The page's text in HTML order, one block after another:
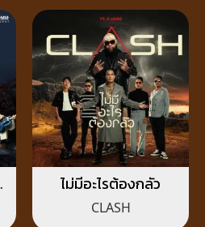
ไม่มีอะไรต้องกลัว
CLASH